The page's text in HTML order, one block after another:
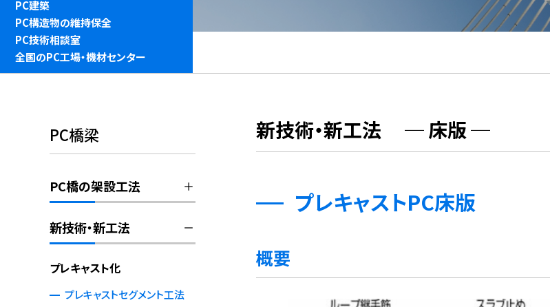
PC建築
PC構造物の維持保全
PC技術相談室
全国のPC工場・機材センター
PC橋梁
PC橋の架設工法
新技術・新工法
プレキャスト化
プレキャストセグメント工法
新技術・新工法 ─ 床版 ─
プレキャストPC床版
概要